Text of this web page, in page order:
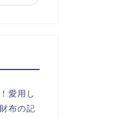
愛用し
布の記